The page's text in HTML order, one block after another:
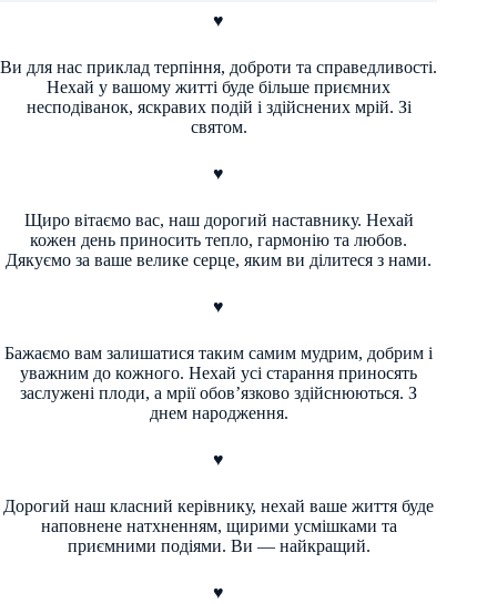
♥
Ви для нас приклад терпіння, доброти та справедливості.
Нехай у вашому житті буде більше приємних
несподіванок, яскравих подій і здійснених мрій. Зі
святом.
♥
Щиро вітаємо вас, наш дорогий наставнику. Нехай
кожен день приносить тепло, гармонію та любов.
Дякуємо за ваше велике серце, яким ви ділитеся з нами.
♥
Бажаємо вам залишатися таким самим мудрим, добрим і
уважним до кожного. Нехай усі старання приносять
заслужені плоди, а мрії обов’язково здійснюються. З
днем народження.
♥
Дорогий наш класний керівнику, нехай ваше життя буде
наповнене натхненням, щирими усмішками та
приємними подіями. Ви — найкращий.
♥